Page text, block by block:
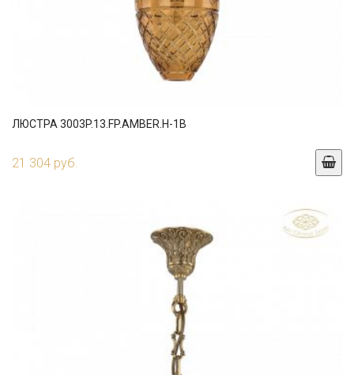
ЛЮСТРА 3003P.13.FP.AMBER.H-1B
21 304 руб.